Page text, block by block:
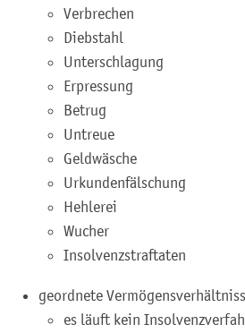
Verbrechen
Diebstahl
Unterschlagung
Erpressung
Betrug
Untreue
Geldwäsche
Urkundenfälschung
Hehlerei
Wucher
Insolvenzstraftaten
geordnete
es läuft kein